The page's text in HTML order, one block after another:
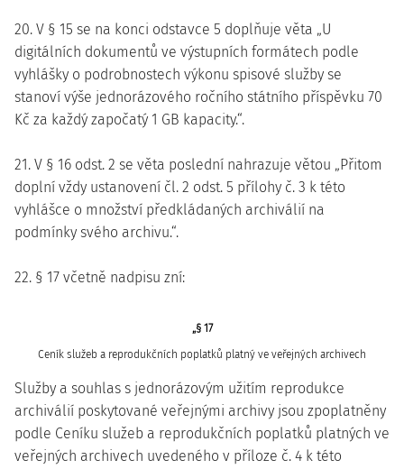
20. V § 15 se na konci odstavce 5 doplňuje věta „U
digitálních dokumentů ve výstupních formátech podle
vyhlášky o podrobnostech výkonu spisové služby se
stanoví výše jednorázového ročního státního příspěvku 70
Kč za každý započatý 1 GB kapacity.“.
21. V § 16 odst. 2 se věta poslední nahrazuje větou „Přitom
doplní vždy ustanovení čl. 2 odst. 5 přílohy č. 3 k této
vyhlášce o množství předkládaných archiválií na
podmínky svého archivu.“.
22. § 17 včetně nadpisu zní:
„§ 17
Ceník služeb a reprodukčních poplatků platný ve veřejných archivech
Služby a souhlas s jednorázovým užitím reprodukce
archiválií poskytované veřejnými archivy jsou zpoplatněny
podle Ceníku služeb a reprodukčních poplatků platných ve
veřejných archivech uvedeného v příloze č. 4 k této